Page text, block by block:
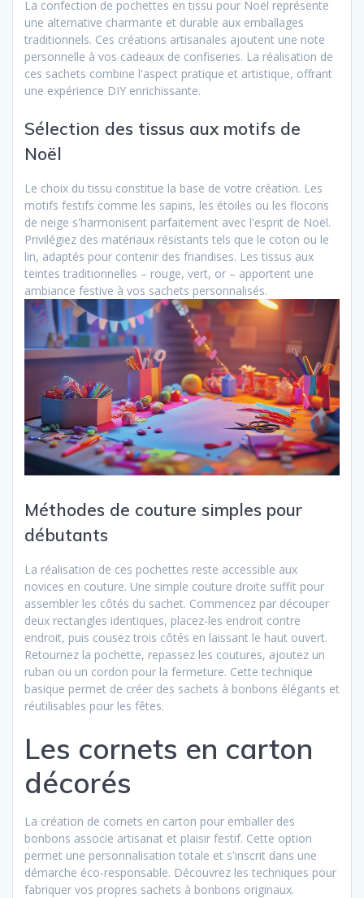
La confection de pochettes en tissu pour Noël représente
une alternative charmante et durable aux emballages
traditionnels. Ces créations artisanales ajoutent une note
personnelle à vos cadeaux de confiseries. La réalisation de
ces sachets combine l'aspect pratique et artistique, offrant
une expérience DIY enrichissante.
Sélection des tissus aux motifs de
Noël
Le choix du tissu constitue la base de votre création. Les
motifs festifs comme les sapins, les étoiles ou les flocons
de neige s'harmonisent parfaitement avec l'esprit de Noël.
Privilégiez des matériaux résistants tels que le coton ou le
lin, adaptés pour contenir des friandises. Les tissus aux
teintes traditionnelles – rouge, vert, or – apportent une
ambiance festive à vos sachets personnalisés.
Méthodes de couture simples pour
débutants
La réalisation de ces pochettes reste accessible aux
novices en couture. Une simple couture droite suffit pour
assembler les côtés du sachet. Commencez par découper
deux rectangles identiques, placez-les endroit contre
endroit, puis cousez trois côtés en laissant le haut ouvert.
Retournez la pochette, repassez les coutures, ajoutez un
ruban ou un cordon pour la fermeture. Cette technique
basique permet de créer des sachets à bonbons élégants et
réutilisables pour les fêtes.
Les cornets en carton
décorés
La création de cornets en carton pour emballer des
bonbons associe artisanat et plaisir festif. Cette option
permet une personnalisation totale et s'inscrit dans une
démarche éco-responsable. Découvrez les techniques pour
fabriquer vos propres sachets à bonbons originaux.